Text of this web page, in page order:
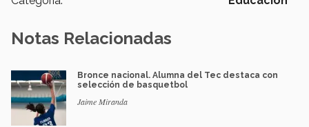
Notas Relacionadas
Bronce nacional. Alumna del Tec destaca con
selección de basquetbol
Jaime Miranda